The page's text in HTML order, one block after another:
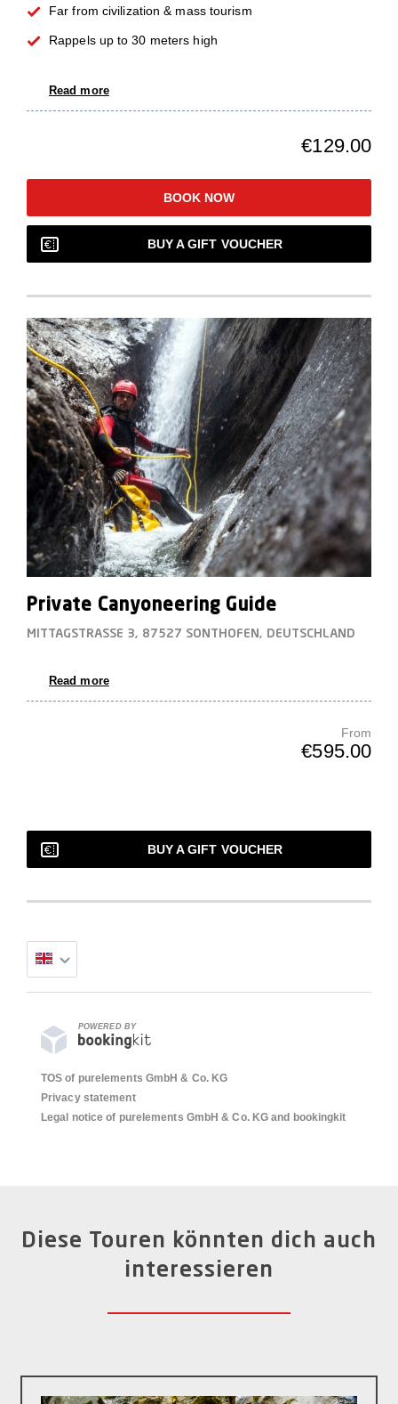
Far from civilization & mass tourism
Rappels up to 30 meters high
Read more
€129.00
BOOK NOW
BUY A GIFT VOUCHER
Private Canyoneering Guide
MITTAGSTRASSE 3, 87527 SONTHOFEN, DEUTSCHLAND
Read more
From
€595.00
BUY A GIFT VOUCHER
POWERED BY
TOS of purelements GmbH & Co. KG
Privacy statement
Legal notice of purelements GmbH & Co. KG and bookingkit
Diese Touren könnten dich auch
interessieren